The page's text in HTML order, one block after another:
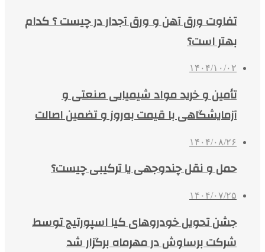
تفاوت ورق آهن و ورق آجدار در چیست ؟ کدام
بهتر است؟
۱۴۰۴/۱۰/۰۲
تأمین و خرید مواد شیمیایی صنعتی و
آزمایشگاهی با قیمت به‌روز و تضمین اصالت
۱۴۰۴/۰۸/۲۶
حمل و نقل چندوجهی یا ترکیبی چیست؟
۱۴۰۴/۰۷/۲۵
جشن تحویل خودروهای کیا اسپورتیج توسط
شرکت برساوش در مهرماه برگزار شد